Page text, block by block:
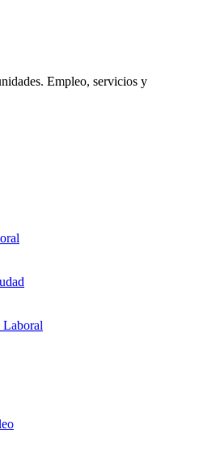
Empleo, servicios y
Laboral